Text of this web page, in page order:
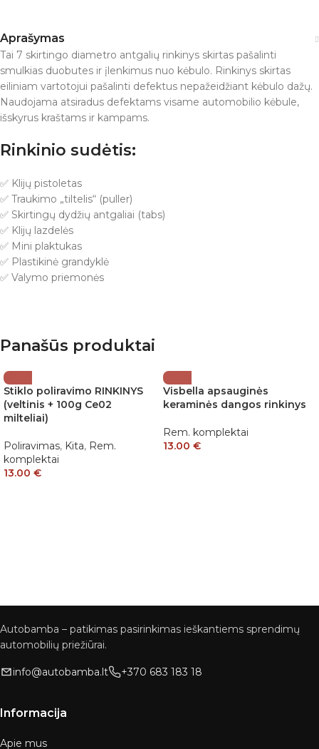
Aprašymas
Tai 7 skirtingo diametro antgalių rinkinys skirtas pašalinti
smulkias duobutes ir įlenkimus nuo kėbulo. Rinkinys skirtas
eiliniam vartotojui pašalinti defektus nepažeidžiant kėbulo dažų.
Naudojama atsiradus defektams visame automobilio kėbule,
išskyrus kraštams ir kampams.
Rinkinio sudėtis:
✅ Klijų pistoletas
✅ Traukimo „tiltelis“ (puller)
✅ Skirtingų dydžių antgaliai (tabs)
✅ Klijų lazdelės
✅ Mini plaktukas
✅ Plastikinė grandyklė
✅ Valymo priemonės
Panašūs produktai
Stiklo poliravimo RINKINYS
(veltinis + 100g Ce02
milteliai)
Poliravimas, Kita, Rem.
komplektai
13.00 €
Visbella apsauginės
keraminės dangos rinkinys
Rem. komplektai
13.00 €
Autobamba – patikimas pasirinkimas ieškantiems sprendimų
automobilių priežiūrai.
info@autobamba.lt +370 683 183 18
Informacija
Apie mus